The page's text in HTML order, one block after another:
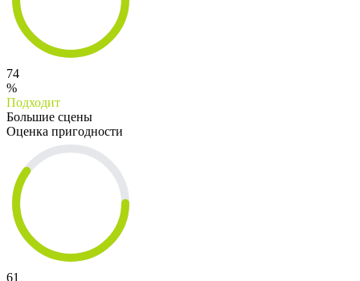
74
%
Подходит
Большие сцены
Оценка пригодности
61